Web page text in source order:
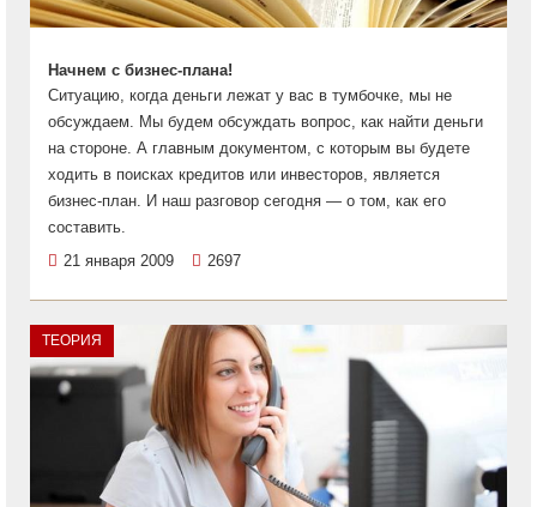
Начнем с бизнес-плана!
Ситуацию, когда деньги лежат у вас в тумбочке, мы не
обсуждаем. Мы будем обсуждать вопрос, как найти деньги
на стороне. А главным документом, с которым вы будете
ходить в поисках кредитов или инвесторов, является
бизнес-план. И наш разговор сегодня — о том, как его
составить.
21 января 2009
2697
ТЕОРИЯ